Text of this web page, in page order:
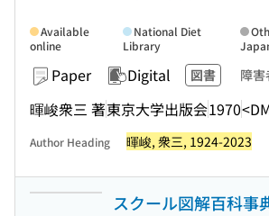
Paper Digital 図書 障
暉峻衆三 著東京大学出版会1970
Available
online
National Diet
Library
Author Heading 暉峻, 衆三, 1924-2023
スクール図解百科事